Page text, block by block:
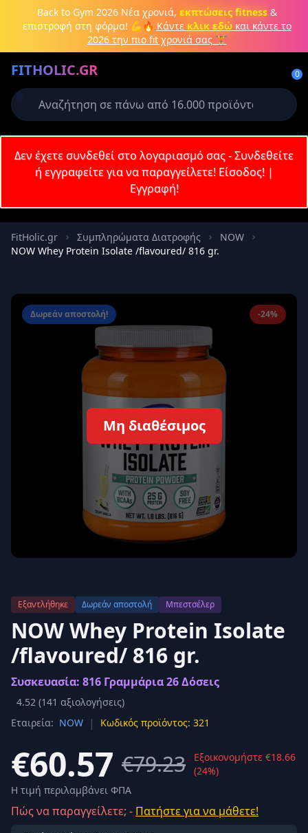
Μετάβαση στο κύριο περιεχόμενο
Back to Gym 2026Νέα χρονιά, εκπτώσεις fitness&
επιστροφή στη φόρμα! 💪🔥 Κάντε κλικ εδώκαι κάντε το
2026 την πιο fit χρονιά σας 🏋️
FITHOLIC.GR 0
Πρωτεΐνες Pre-Workout Aμινοξέα Καύση λίπους
Δεν έχετε συνδεθεί στο λογαριασμό σας - Συνδεθείτε
ή εγγραφείτε για να παραγγείλετε! Είσοδος!|
Εγγραφή!
FitHolic.gr Συμπληρώματα Διατροφής
NOW
NOW Whey Protein Isolate /flavoured/ 816 gr.
Δωρεάν αποστολή! -24%
Μη διαθέσιμος
Εξαντλήθηκε Δωρεάν αποστολή Μπεστσέλερ
NOW Whey Protein Isolate
/flavoured/ 816 gr.
Συσκευασία: 816 Γραμμάρια 26 Δόσεις
4.52 (141 αξιολογήσεις)
Εταιρεία: NOW | Κωδικός προϊόντος: 321
€60.57 €79.23
Εξοικονομήστε €18.66
(24%)
Η τιμή περιλαμβάνει ΦΠΑ
Πώς να παραγγείλετε; - Πατήστε για να μάθετε!
Δημιουργήστε λογαριασμό ή
Απαιτείται για την ολοκλήρωση της
παραγγελίας σας
Σύνδεση Εγγραφή
Κωδικός
Απομνημόνευση Ξεχάσατε τον κωδικό σας;
Σύνδεση
Δεν έχετε λογαριασμό; Εγγραφείτε εδώ
Ασφαλής σύνδεση